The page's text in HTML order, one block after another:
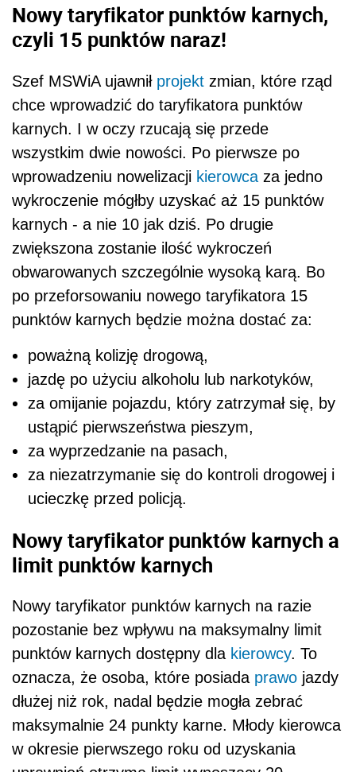
Nowy taryfikator punktów karnych,
czyli 15 punktów naraz!
Szef MSWiA ujawnił projekt zmian, które rząd
chce wprowadzić do taryfikatora punktów
karnych. I w oczy rzucają się przede
wszystkim dwie nowości. Po pierwsze po
wprowadzeniu nowelizacji kierowca za jedno
wykroczenie mógłby uzyskać aż 15 punktów
karnych - a nie 10 jak dziś. Po drugie
zwiększona zostanie ilość wykroczeń
obwarowanych szczególnie wysoką karą. Bo
po przeforsowaniu nowego taryfikatora 15
punktów karnych będzie można dostać za:
poważną kolizję drogową,
jazdę po użyciu alkoholu lub narkotyków,
za omijanie pojazdu, który zatrzymał się, by
ustąpić pierwszeństwa pieszym,
za wyprzedzanie na pasach,
za niezatrzymanie się do kontroli drogowej i
ucieczkę przed policją.
Nowy taryfikator punktów karnych a
limit punktów karnych
Nowy taryfikator punktów karnych na razie
pozostanie bez wpływu na maksymalny limit
punktów karnych dostępny dla kierowcy. To
oznacza, że osoba, które posiada prawo jazdy
dłużej niż rok, nadal będzie mogła zebrać
maksymalnie 24 punkty karne. Młody kierowca
w okresie pierwszego roku od uzyskania